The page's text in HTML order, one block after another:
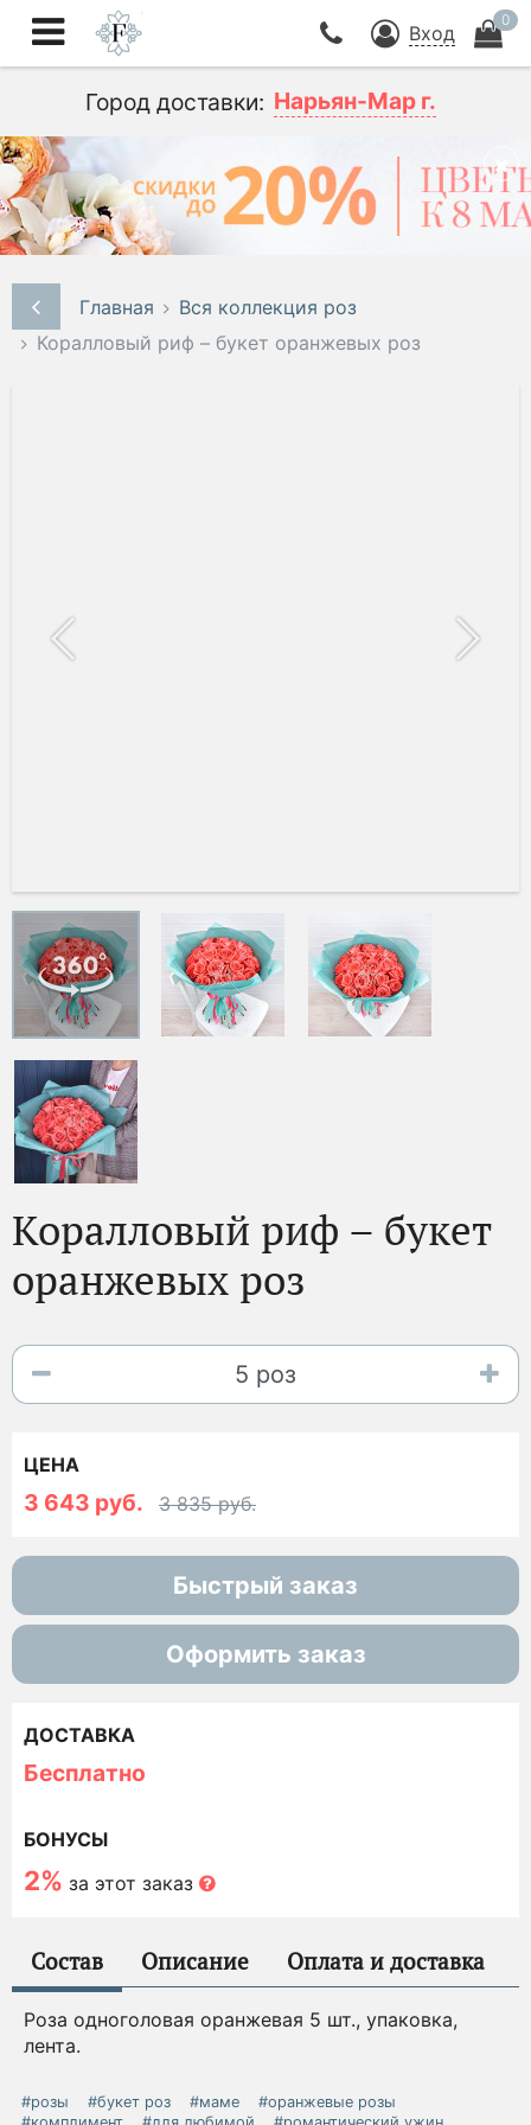
Вход
0
Город доставки: Нарьян-Мар г.
Главная
Вся коллекция роз
Коралловый риф – букет оранжевых роз
Коралловый риф – букет
оранжевых роз
ЦЕНА
3 643 руб. 3 835 руб.
Быстрый заказ
Оформить заказ
ДОСТАВКА
Бесплатно
БОНУСЫ
2% за этот заказ
Состав Описание Оплата и доставка
Роза одноголовая оранжевая 5 шт., упаковка,
лента.
#розы #букет роз #маме
#оранжевые розы